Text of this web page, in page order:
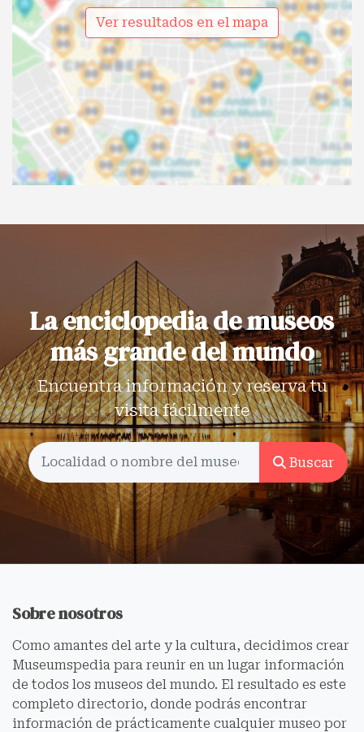
Ver resultados en el mapa
La enciclopedia de museos
más grande del mundo
Encuentra información y reserva tu
visita fácilmente
Buscar
Sobre nosotros
Como amantes del arte y la cultura, decidimos crear
Museumspedia para reunir en un lugar información
de todos los museos del mundo. El resultado es este
completo directorio, donde podrás encontrar
información de prácticamente cualquier museo por